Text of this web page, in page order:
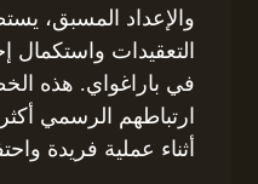
والإعداد المسبق،
التعقيدات واستكمال
في باراغواي. هذه
ارتباطهم الرسمي
أثناء عملية فريدة